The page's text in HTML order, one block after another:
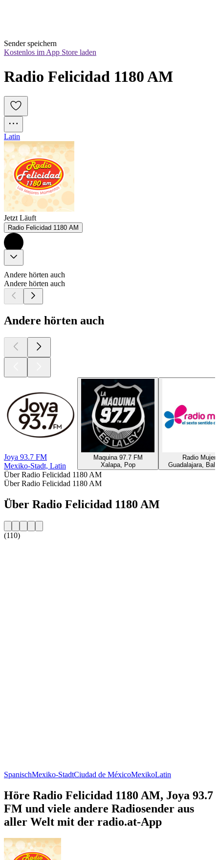
Sender speichern
Kostenlos im App Store laden
Radio Felicidad 1180 AM
Latin
Jetzt Läuft
Radio Felicidad 1180 AM
Andere hörten auch
Andere hörten auch
Andere hörten auch
Joya 93.7 FM
Mexiko-Stadt, Latin
Maquina 97.7 FM
Xalapa, Pop
Radio Mujer
Guadalajara,
Über Radio Felicidad 1180 AM
Über Radio Felicidad 1180 AM
Über Radio Felicidad 1180 AM
(110)
SpanischMexiko-StadtCiudad de MéxicoMexikoLatin
Höre Radio Felicidad 1180 AM, Joya 93.7
FM und viele andere Radiosender aus
aller Welt mit der radio.at-App